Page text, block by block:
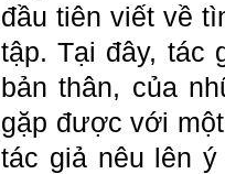
đầu tiên viết về
tập. Tại đây, tác
bản thân, của
gặp được với
tác giả nêu lên